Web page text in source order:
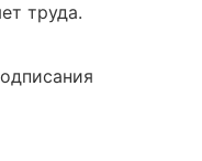
труда.